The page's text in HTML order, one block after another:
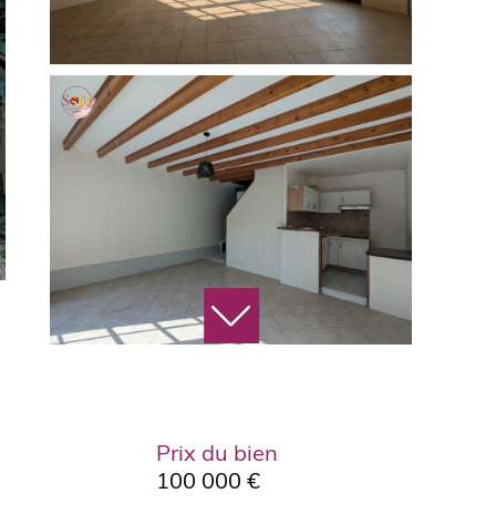
Prix du bien
100 000 €